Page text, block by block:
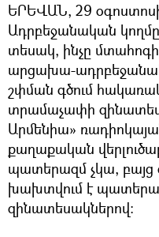
ԵՐԵՎԱՆ, 29
Ադրբեջանական կողմը
տեսակ, ինչը
արցախա-
շփման գծում
տրամաչափի
Արմենիա»
քաղաքական
պատերազմ չկա,
խախտվում է
զինատեսակներով: